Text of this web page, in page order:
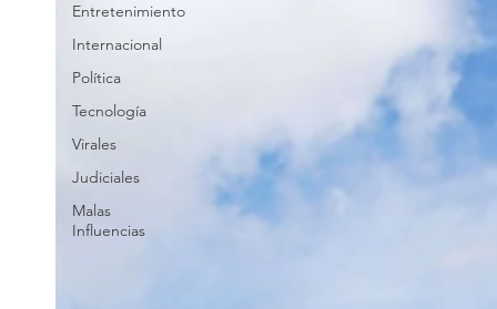
Entretenimiento
Internacional
Política
Tecnología
Virales
Judiciales
Malas
Influencias